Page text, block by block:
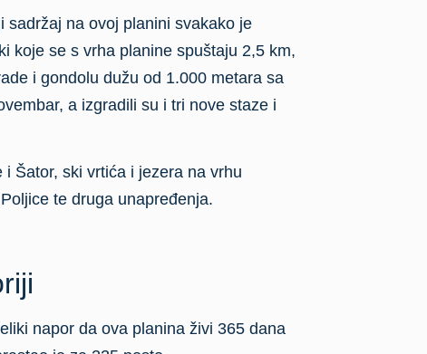
napor da ova planina živi 365 dana
je za 225 posto.
centra, a ostvaren je promet
a indirektni prihod od skijališta